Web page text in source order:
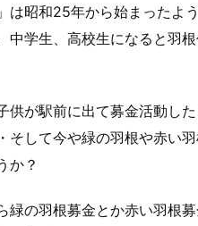
は昭和25年から始まったよ
中学生、高校生になると羽
供が駅前に出て募金活動し
そして今や緑の羽根や赤い
か？
緑の羽根募金とか赤い羽根